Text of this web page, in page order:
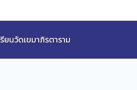
ยนวัดเขมาภิรตาราม